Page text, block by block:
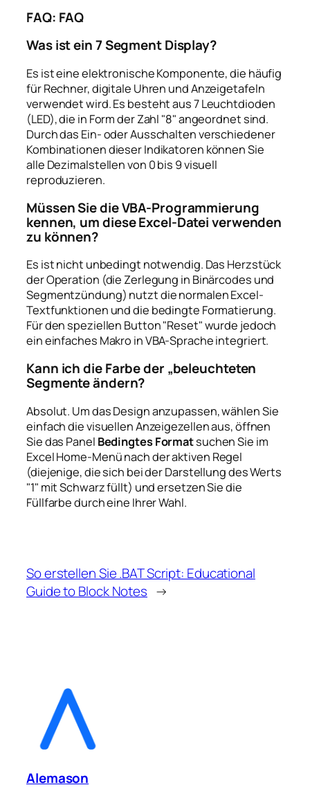
FAQ: FAQ
Was ist ein 7 Segment Display?
Es ist eine elektronische Komponente, die häufig
für Rechner, digitale Uhren und Anzeigetafeln
verwendet wird. Es besteht aus 7 Leuchtdioden
(LED), die in Form der Zahl "8" angeordnet sind.
Durch das Ein- oder Ausschalten verschiedener
Kombinationen dieser Indikatoren können Sie
alle Dezimalstellen von 0 bis 9 visuell
reproduzieren.
Müssen Sie die VBA-Programmierung
kennen, um diese Excel-Datei verwenden
zu können?
Es ist nicht unbedingt notwendig. Das Herzstück
der Operation (die Zerlegung in Binärcodes und
Segmentzündung) nutzt die normalen Excel-
Textfunktionen und die bedingte Formatierung.
Für den speziellen Button "Reset" wurde jedoch
ein einfaches Makro in VBA-Sprache integriert.
Kann ich die Farbe der „beleuchteten
Segmente ändern?
Absolut. Um das Design anzupassen, wählen Sie
einfach die visuellen Anzeigezellen aus, öffnen
Sie das Panel Bedingtes Formatsuchen Sie im
Excel Home-Menü nach der aktiven Regel
(diejenige, die sich bei der Darstellung des Werts
"1" mit Schwarz füllt) und ersetzen Sie die
Füllfarbe durch eine Ihrer Wahl.
So erstellen Sie .BAT Script: Educational
Guide to Block Notes →
Alemason